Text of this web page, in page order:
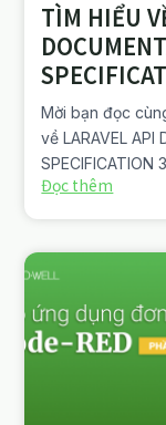
TÌM HIỂU
Mời bạn đọc
về LARAVEL API
SPECIFICATION
Đọc thêm